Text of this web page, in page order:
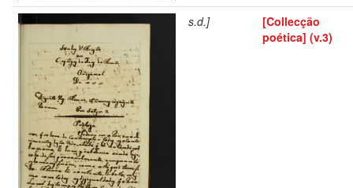
s.d.]
[Collecção
poética] (v.3)